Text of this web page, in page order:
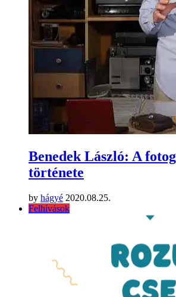
Benedek László: A
története
by hágyé 2020.08.25.
Felhívások